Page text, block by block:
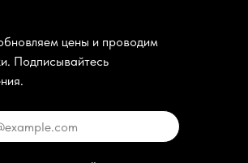
цены и проводим
Подписывайтесь